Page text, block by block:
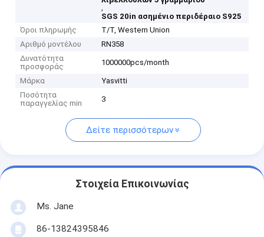
,
SGS 20in ασημένιο περιδέραιο S925
Όροι πληρωμής
T/T, Western Union
Αριθμό μοντέλου
RN358
Δυνατότητα
προσφοράς
1000000pcs/month
Μάρκα
Yasvitti
Ποσότητα
παραγγελίας min
3
Δείτε περισσότερων
Στοιχεία Επικοινωνίας
Ms. Jane
86-13824395846